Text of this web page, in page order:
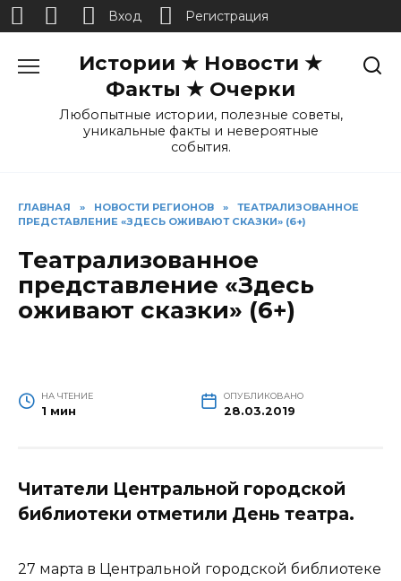
Истории ★ Новости ★
Факты ★ Очерки
Любопытные истории, полезные советы,
уникальные факты и невероятные
события.
ГЛАВНАЯ » НОВОСТИ РЕГИОНОВ »
ТЕАТРАЛИЗОВАННОЕ
ПРЕДСТАВЛЕНИЕ «ЗДЕСЬ ОЖИВАЮТ СКАЗКИ» (6+)
Театрализованное
представление «Здесь
оживают сказки» (6+)
НА ЧТЕНИЕ
1 мин
ОПУБЛИКОВАНО
28.03.2019
Читатели Центральной городской
библиотеки отметили День театра.
27 марта в Центральной городской библиотеке
Вход Регистрация